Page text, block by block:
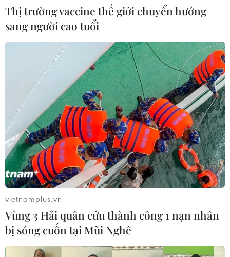
Thị trường vaccine thế giới chuyển hướng
sang người cao tuổi
vietnamplus.vn
Vùng 3 Hải quân cứu thành công 1 nạn nhân
bị sóng cuốn tại Mũi Nghê